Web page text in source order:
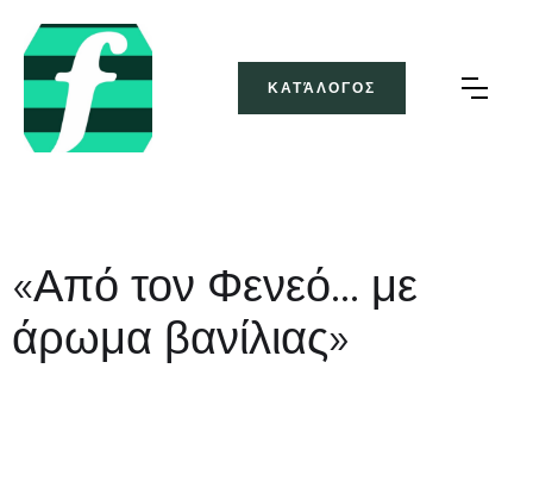
ΚΑΤΆΛΟΓΟΣ
«Από τον Φενεό… με
άρωμα βανίλιας»